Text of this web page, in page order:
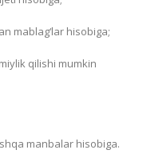
mablag‘lar hisobiga;
qilishi mumkin
manbalar hisobiga.